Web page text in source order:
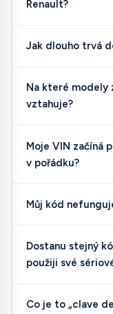
Renault?
Jak dlouho trvá
Na které modely
vztahuje?
Moje VIN začíná
v pořádku?
Můj kód
Dostanu stejný
použiji své
Co je to „clave